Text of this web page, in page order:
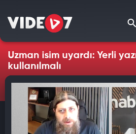
Uzman isim uyardı: Yerli
kullanılmalı